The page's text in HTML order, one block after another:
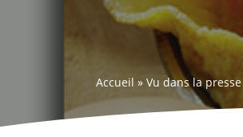
Accueil » Vu dans la presse